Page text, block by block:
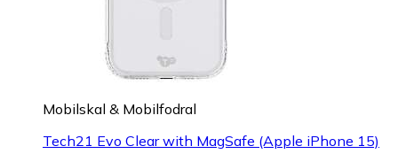
Mobilskal & Mobilfodral
Tech21 Evo Clear with MagSafe (Apple iPhone 15)